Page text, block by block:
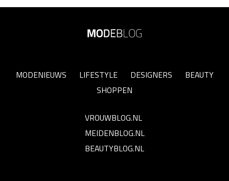
MODENIEUWS LIFESTYLE DESIGNERS
BEAUTY
SHOPPEN
VROUWBLOG.NL
MEIDENBLOG.NL
BEAUTYBLOG.NL